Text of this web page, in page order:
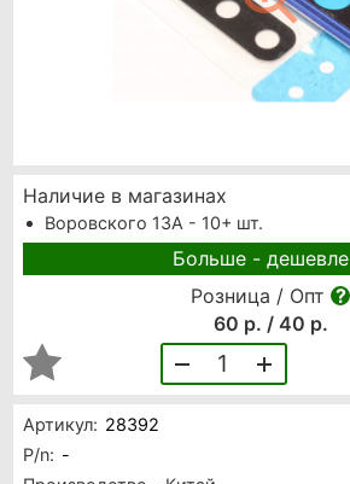
Артикул: 28392
P/n: -
Наличие в магазинах
Воровского 13А - 10+ шт.
Больше - дешевле
Розница / Опт
60 р. / 40 р.
1